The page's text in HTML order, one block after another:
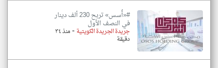
#«أُسس» تربح 230 ألف دينار
في النصف الأول
جريدة الجريدة الكويتية - منذ ٣٤
دقيقة